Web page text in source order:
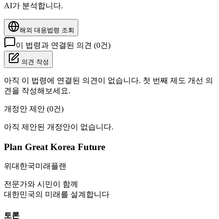
AI가 분석합니다.
해외 대응법령 조회
이 법령과 연결된 의견 (0건)
의견 작성
아직 이 법령에 연결된 의견이 없습니다. 첫 번째 제도 개선 의
견을 작성해보세요.
개정안 제안 (0건)
아직 제안된 개정안이 없습니다.
Plan Great Korea Future
위대한국미래플랜
전문가와 시민이 함께
대한민국의 미래를 설계합니다
토론